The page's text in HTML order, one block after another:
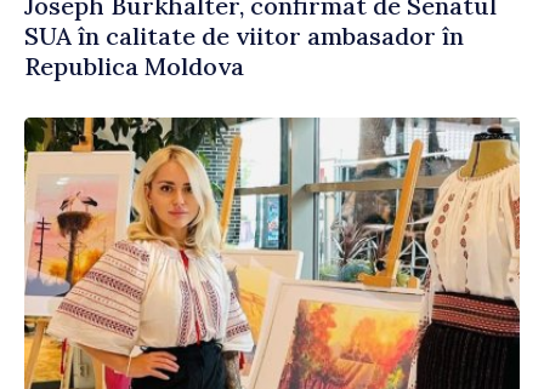
SUA în calitate de viitor ambasador în
Republica Moldova